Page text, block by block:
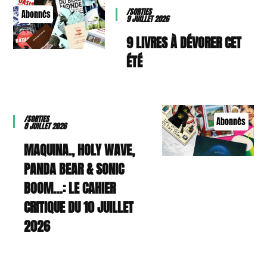
Abonnés /SORTIES
9 JUILLET 2026
9 LIVRES À DÉVORER CET
ÉTÉ
Abonnés
/SORTIES
8 JUILLET 2026
MAQUINA., HOLY WAVE,
PANDA BEAR & SONIC
BOOM…: LE CAHIER
CRITIQUE DU 10 JUILLET
2026